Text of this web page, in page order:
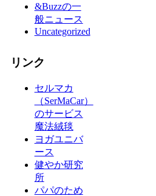
&Buzzの一
般ニュース
Uncategorized
リンク
セルマカ
（SerMaCar）
のサービス
魔法絨毯
ヨガユニバ
ース
健やか研究
所
パパのため